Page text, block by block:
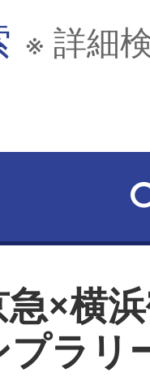
※ 詳細
×横
ラリ